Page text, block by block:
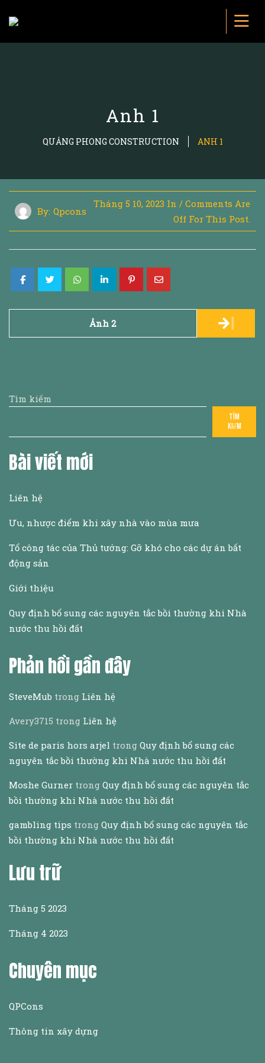
Anh 1
QUẢNG PHONG CONSTRUCTION ANH 1
By: Qpcons
Tháng 5 10, 2023 In / Comments Are
Off For This Post.
Post Ảnh 2
Tìm kiếm
Tìm
kiếm
Bài viết mới
Liên hệ
Ưu, nhược điểm khi xây nhà vào mùa mưa
Tổ công tác của Thủ tướng: Gỡ khó cho các dự án bất
động sản
Giới thiệu
Quy định bổ sung các nguyên tắc bồi thường khi Nhà
nước thu hồi đất
Phản hồi gần đây
SteveMub trong Liên hệ
Avery3715 trong Liên hệ
Site de paris hors arjel trong Quy định bổ sung các
nguyên tắc bồi thường khi Nhà nước thu hồi đất
Moshe Gurner trong Quy định bổ sung các nguyên tắc
bồi thường khi Nhà nước thu hồi đất
gambling tips trong Quy định bổ sung các nguyên tắc
bồi thường khi Nhà nước thu hồi đất
Lưu trữ
Tháng 5 2023
Tháng 4 2023
Chuyên mục
QPCons
Thông tin xây dựng